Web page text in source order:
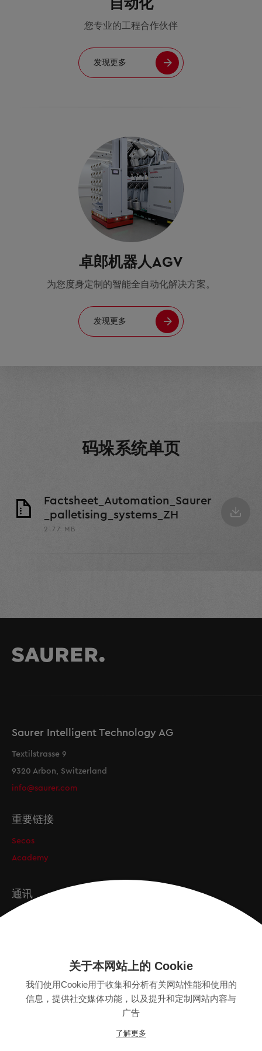
自动化
您专业的工程合作伙伴
发现更多
卓郎机器人AGV
为您度身定制的智能全自动化解决方案。
发现更多
码垛系统单页
Factsheet_Automation_Saurer
_palletising_systems_ZH
2.77 MB
Saurer Intelligent Technology AG
Textilstrasse 9
9320 Arbon, Switzerland
info@saurer.com
重要链接
Secos
Academy
通讯
SITEMAP
关于本网站上的 Cookie
我们使用Cookie用于收集和分析有关网站性能和使用的
信息，提供社交媒体功能，以及提升和定制网站内容与
广告
了解更多